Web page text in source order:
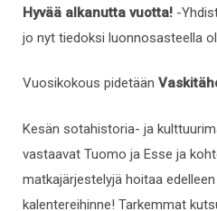
Hyvää alkanutta vuotta! -
jo nyt tiedoksi luonnosasteella
Vuosikokous pidetään
Kesän sotahistoria- ja
vastaavat Tuomo ja Esse ja
matkajärjestelyjä hoitaa
kalentereihinne! Tarkemmat